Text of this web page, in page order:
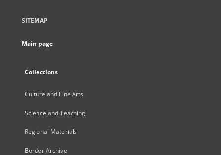
SITEMAP
Main page
Collections
Culture and Fine Arts
Science and Teaching
Regional Materials
Border Archive